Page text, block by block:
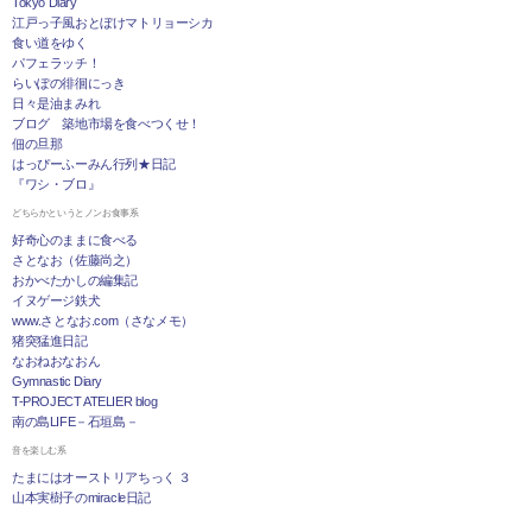
Tokyo Diary
江戸っ子風おとぼけマトリョーシカ
食い道をゆく
パフェラッチ！
らいぽの徘徊にっき
日々是油まみれ
ブログ 築地市場を食べつくせ！
佃の旦那
はっぴーふーみん行列★日記
『ワシ・ブロ』
どちらかというとノンお食事系
好奇心のままに食べる
さとなお（佐藤尚之）
おかべたかしの編集記
イヌゲージ鉄犬
www.さとなお.com（さなメモ）
猪突猛進日記
なおねおなおん
Gymnastic Diary
T-PROJECT ATELIER blog
南の島LIFE－石垣島－
音を楽しむ系
たまにはオーストリアちっく ３
山本実樹子のmiracle日記